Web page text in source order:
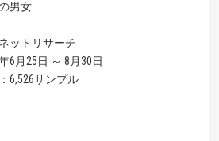
男女
ットリサーチ
6月25日 ～ 8月30日
6,526サンプル